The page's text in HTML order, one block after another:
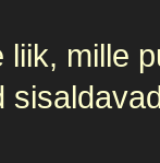
liik, mille